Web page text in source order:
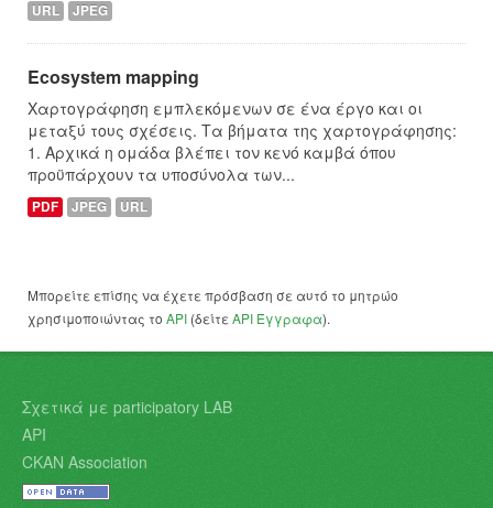
URL JPEG
Ecosystem mapping
Χαρτογράφηση εμπλεκόμενων σε ένα έργο και οι
μεταξύ τους σχέσεις. Τα βήματα της χαρτογράφησης:
1. Αρχικά η ομάδα βλέπει τον κενό καμβά όπου
προϋπάρχουν τα υποσύνολα των...
PDF JPEG URL
Μπορείτε επίσης να έχετε πρόσβαση σε αυτό το μητρώο
χρησιμοποιώντας το API (δείτε API Έγγραφα).
Σχετικά με participatory LAB
API
CKAN Association